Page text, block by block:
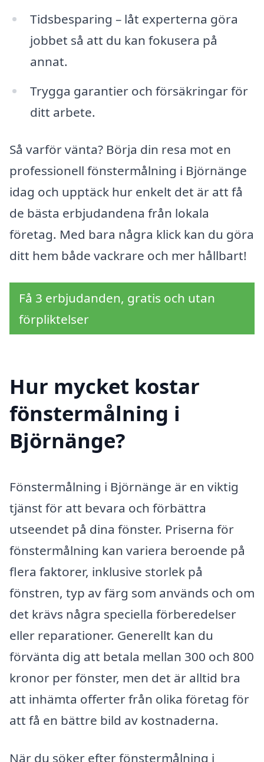
Tidsbesparing – låt experterna göra
jobbet så att du kan fokusera på
annat.
Trygga garantier och försäkringar för
ditt arbete.
Så varför vänta? Börja din resa mot en
professionell fönstermålning i Björnänge
idag och upptäck hur enkelt det är att få
de bästa erbjudandena från lokala
företag. Med bara några klick kan du göra
ditt hem både vackrare och mer hållbart!
Få 3 erbjudanden, gratis och utan
förpliktelser
Hur mycket kostar
fönstermålning i
Björnänge?
Fönstermålning i Björnänge är en viktig
tjänst för att bevara och förbättra
utseendet på dina fönster. Priserna för
fönstermålning kan variera beroende på
flera faktorer, inklusive storlek på
fönstren, typ av färg som används och om
det krävs några speciella förberedelser
eller reparationer. Generellt kan du
förvänta dig att betala mellan 300 och 800
kronor per fönster, men det är alltid bra
att inhämta offerter från olika företag för
att få en bättre bild av kostnaderna.
När du söker efter fönstermålning i